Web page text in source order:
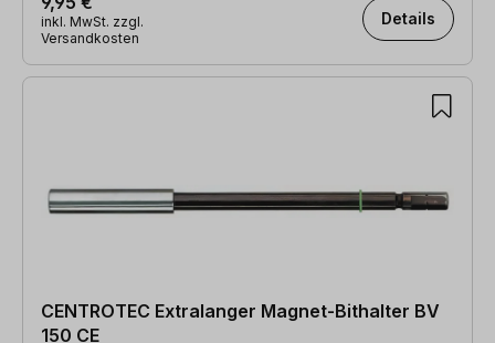
inkl. MwSt. zzgl.
Versandkosten
Details
CENTROTEC Extralanger Magnet-Bithalter BV
150 CE